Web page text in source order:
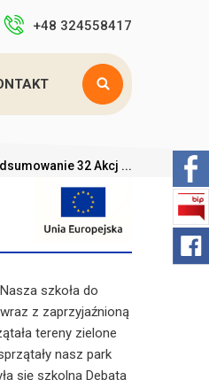
+48 324558417
32 Akcj ...
szkoła do
z zaprzyjaźnioną
tereny zielone
nasz park
się szkolna Debata